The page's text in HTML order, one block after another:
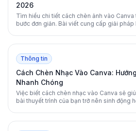
2026
Tìm hiểu chi tiết cách chèn ảnh vào
bước đơn giản. Bài viết cung cấp giải pháp
Thông tin
Cách Chèn Nhạc Vào Canva:
Nhanh Chóng
Việc biết cách chèn nhạc vào Canva sẽ
bài thuyết trình của bạn trở nên sinh động